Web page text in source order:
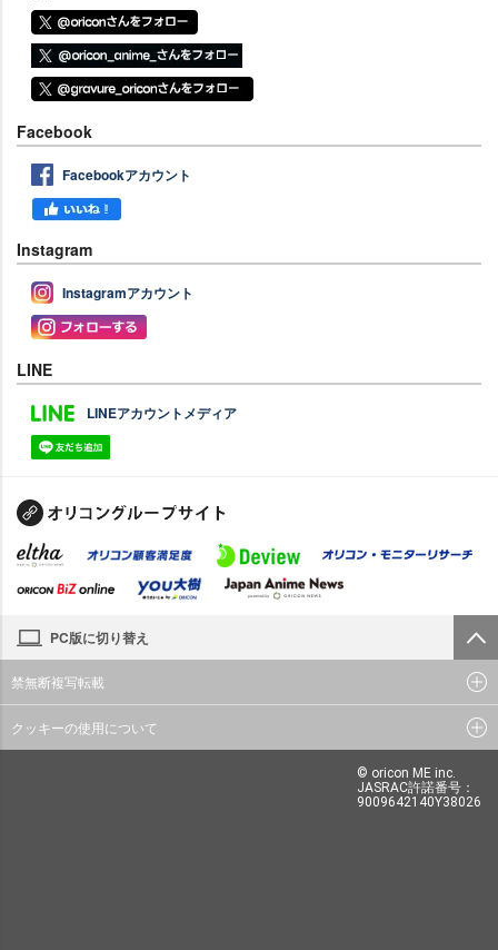
Facebook
Facebookアカウント
Instagram
Instagramアカウント
LINE
LINEアカウントメディア
PC版に切り替え
禁無断複写転載
クッキーの使用について
© oricon ME inc.
JASRAC許諾番号：
9009642140Y38026